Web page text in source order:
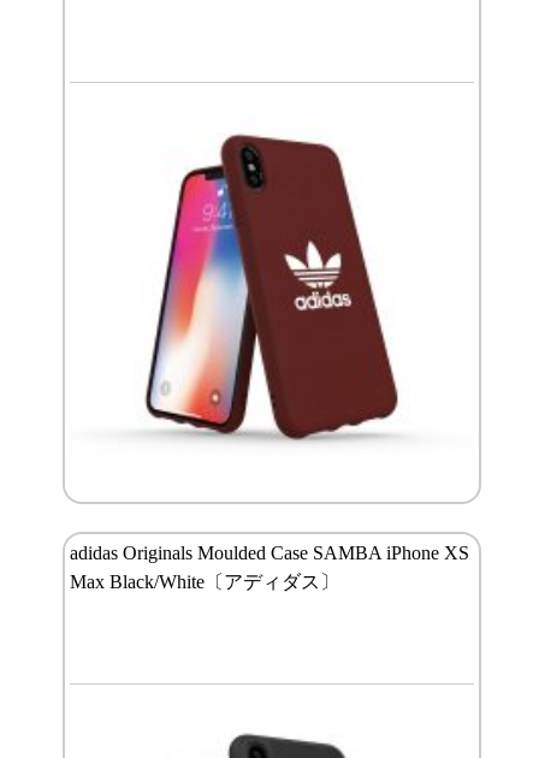
adidas Originals Moulded Case SAMBA iPhone XS
Max Black/White〔アディダス〕